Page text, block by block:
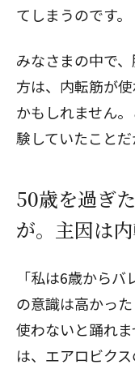
てしまうのです。
みなさまの中で
方は、内転筋が
かもしれません
験していたことだ
50歳を過ぎ
が。主因は内
「私は6歳から
の意識は高かっ
使わないと踊れ
は、エアロビク